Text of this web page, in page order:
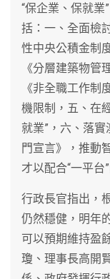
“保企業、保就
括：一、全面檢
性中央公積金制
《分層建築物管
《非全職工作制
機限制，五、在
就業”，六、落
門宣言》，推動
才以配合“一平台
行政長官指出，
仍然穩健，明年
可以預期維持盈
瓊、理事長高開